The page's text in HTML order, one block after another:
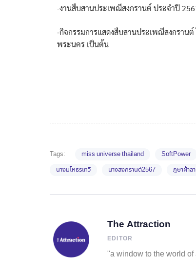
-งานสืบสานประเพณีสงกรานต์ ประจำปี
-กิจกรรมการแสดงสืบสานประเพณีสงกราน
พระนคร เป็นต้น
Tags: miss universe thailand SoftPower
นางมโหธรเทวี
นางสงกรานต์2567 ภูษาผ้าล
The Attraction
EDITOR
"a window to the world of